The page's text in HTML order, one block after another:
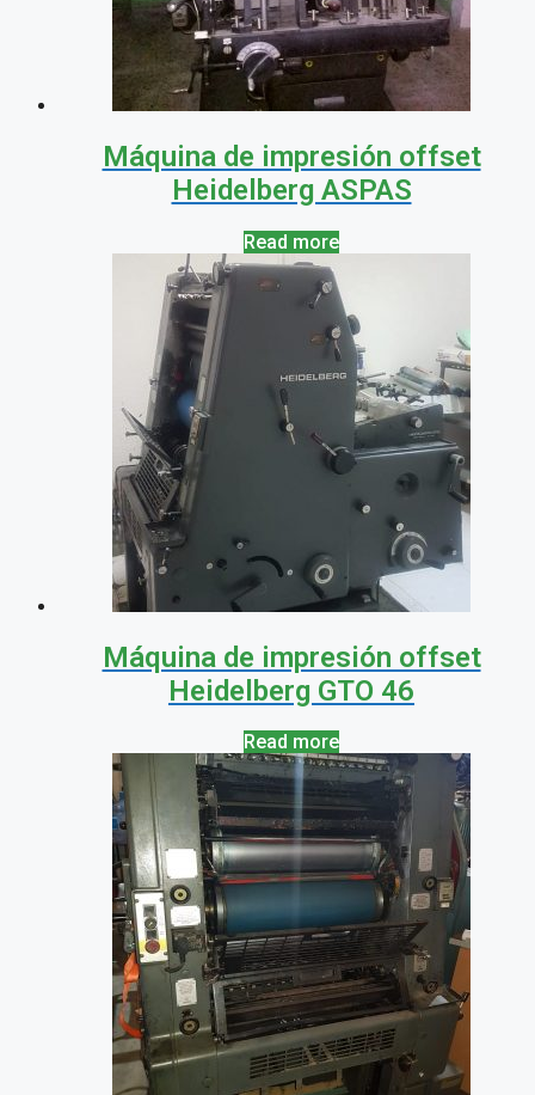
Máquina de impresión offset
Heidelberg ASPAS
Read more
Máquina de impresión offset
Heidelberg GTO 46
Read more